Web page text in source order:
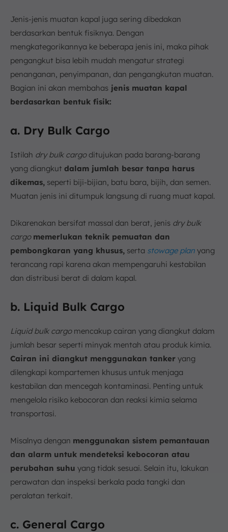
Jenis-jenis muatan kapal juga sering dibedakan
berdasarkan bentuk fisiknya. Dengan
mengkategorikannya ke beberapa jenis ini, maka pihak
pengangkut bisa lebih mudah mengatur strategi
penanganan, penyimpanan, dan pengangkutan muatan.
Bagian ini akan membahas jenis muatan kapal
berdasarkan bentuk fisik:
a. Dry Bulk Cargo
Istilah dry bulk cargoditujukan pada barang-barang
yang diangkut dalam jumlah besar tanpa harus
dikemas, seperti biji-bijian, batu bara, bijih, dan semen.
Muatan jenis ini ditumpuk langsung di ruang muat kapal.
Dikarenakan bersifat massal dan berat, jenis dry bulk
cargo memerlukan teknik pemuatan dan
pembongkaran yang khusus, serta stowage plan yang
terancang rapi karena akan mempengaruhi kestabilan
dan distribusi berat di dalam kapal.
b. Liquid Bulk Cargo
Liquid bulk cargomencakup cairan yang diangkut dalam
jumlah besar seperti minyak mentah atau produk kimia.
Cairan ini diangkut menggunakan tanker yang
dilengkapi kompartemen khusus untuk menjaga
kestabilan dan mencegah kontaminasi. Penting untuk
mengelola risiko kebocoran dan reaksi kimia selama
transportasi.
Misalnya dengan menggunakan sistem pemantauan
dan alarm untuk mendeteksi kebocoran atau
perubahan suhu yang tidak sesuai. Selain itu, lakukan
perawatan dan inspeksi berkala pada tangki dan
peralatan terkait.
c. General Cargo